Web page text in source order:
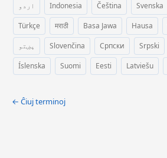
اردو
Indonesia Čeština Svenska
Türkçe
मराठी Basa Jawa Hausa
پښتو
Slovenčina Српски Srpski
Íslenska
Suomi Eesti Latviešu
← Ĉiuj terminoj